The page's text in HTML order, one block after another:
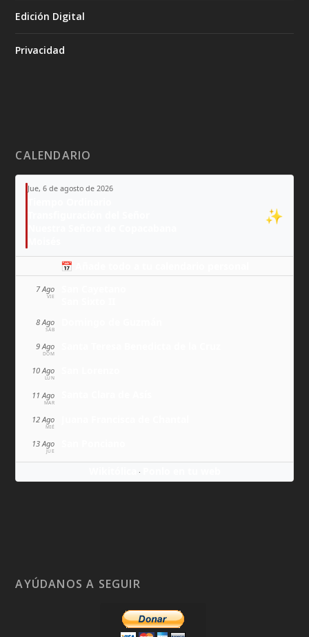
Edición Digital
Privacidad
CALENDARIO
Jue, 6 de agosto de 2026
✨
📅 Añade todo a tu calendario personal
7 Ago
VIE
8 Ago
SÁB
9 Ago
DOM
10 Ago
LUN
11 Ago
MAR
12 Ago
MIÉ
13 Ago
JUE
·
AYÚDANOS A SEGUIR